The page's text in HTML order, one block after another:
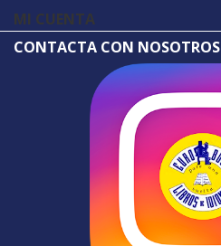
MI CUENTA
CONTACTA CON NOSOTROS